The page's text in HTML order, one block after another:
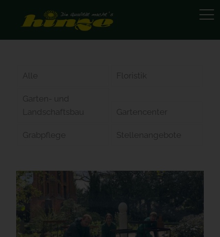
Alle Floristik
Garten- und
Landschaftsbau
Gartencenter
Grabpflege Stellenangebote